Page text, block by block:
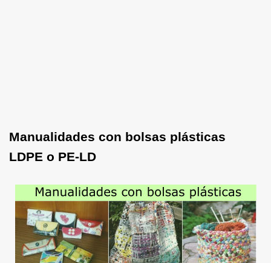
Manualidades con bolsas plásticas
LDPE o PE-LD